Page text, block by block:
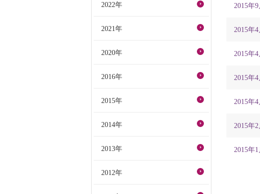
2015年
2015年
2015年
2015年
2015年
2015年
2015年
2022年
2021年
2020年
2016年
2015年
2014年
2013年
2012年